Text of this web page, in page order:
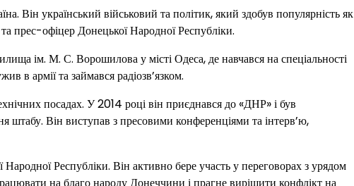
Він український військовий та політик, який здобув популярність як
прес-офіцер Донецької Народної Республіки.
ім. М. С. Ворошилова у місті Одеса, де навчався на спеціальності
в армії та займався радіозв’язком.
посадах. У 2014 році він приєднався до «ДНР» і був
штабу. Він виступав з пресовими конференціями та інтерв’ю,
Республіки. Він активно бере участь у переговорах з урядом
на благо народу Донеччини і прагне вирішити конфлікт на